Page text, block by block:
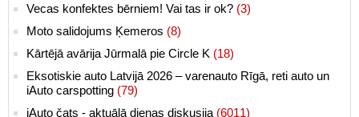
Vecas konfektes bērniem! Vai tas ir ok? (3)
Moto salidojums Ķemeros (8)
Kārtējā avārija Jūrmalā pie Circle K (18)
Eksotiskie auto Latvijā 2026 – varenauto Rīgā, reti auto un
iAuto carspotting (79)
iAuto čats - aktuālā dienas diskusija (6011)